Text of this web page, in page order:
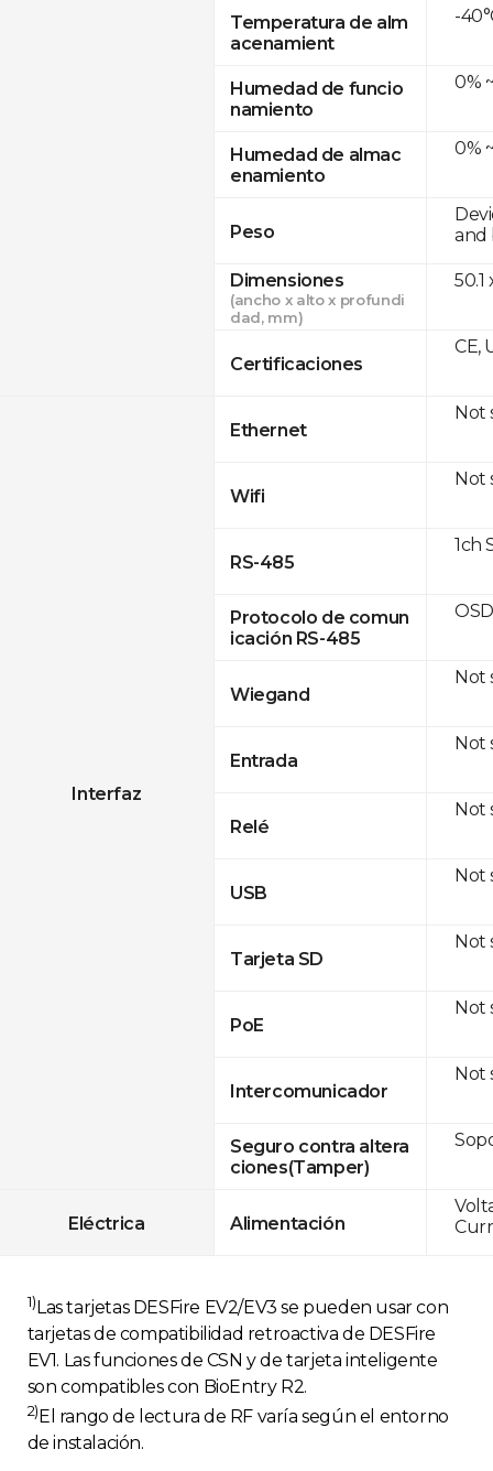
Temperatura de alm
acenamient
Humedad de funcio
namiento
Humedad de almac
enamiento
Peso
Dimensiones
(ancho x alto x profundi
dad, mm)
Certificaciones
Interfaz
Ethernet
Wifi
RS-485
Protocolo de comun
icación RS-485
Wiegand
Entrada
Relé
USB
Tarjeta SD
PoE
Intercomunicador
Seguro contra altera
ciones(Tamper)
Eléctrica Alimentación
-
0%
0%
and
50.1
CE,
Not
Not
1ch
Not
Not
Not
Not
Not
Not
Not
1)Las tarjetas DESFire EV2/EV3 se pueden usar con
tarjetas de compatibilidad retroactiva de DESFire
EV1. Las funciones de CSN y de tarjeta inteligente
son compatibles con BioEntry R2.
2) El rango de lectura de RF varía según el entorno
de instalación.